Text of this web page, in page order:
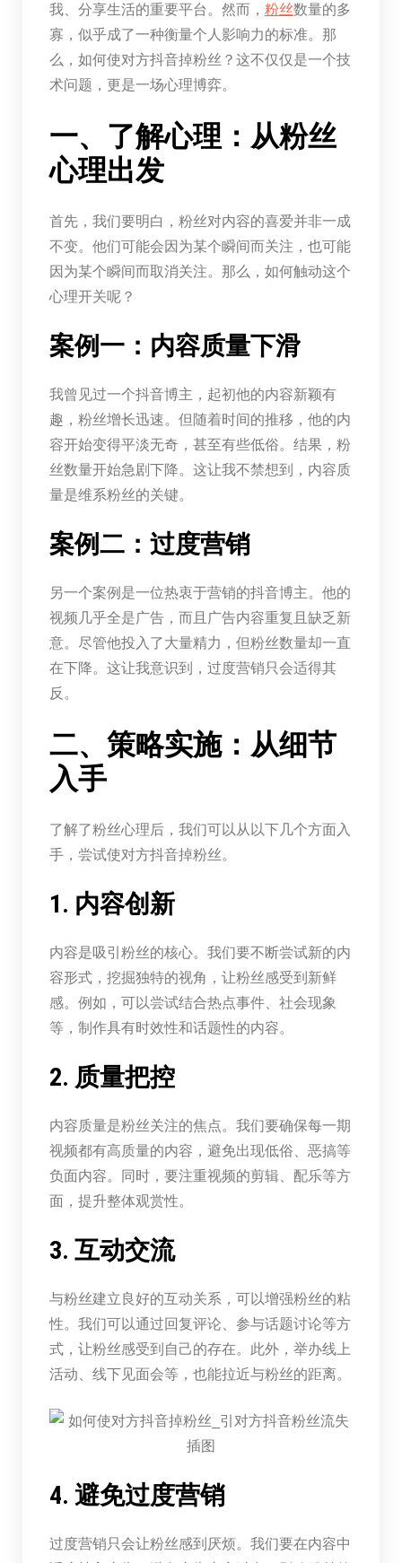
我、分享生活的重要平台。然而， 粉丝数量的多
寡，似乎成了一种衡量个人影响力的标准。那
么，如何使对方抖音掉粉丝？这不仅仅是一个技
术问题，更是一场心理博弈。
一、了解心理：从粉丝
心理出发
首先，我们要明白，粉丝对内容的喜爱并非一成
不变。他们可能会因为某个瞬间而关注，也可能
因为某个瞬间而取消关注。那么，如何触动这个
心理开关呢？
案例一：内容质量下滑
我曾见过一个抖音博主，起初他的内容新颖有
趣，粉丝增长迅速。但随着时间的推移，他的内
容开始变得平淡无奇，甚至有些低俗。结果，粉
丝数量开始急剧下降。这让我不禁想到，内容质
量是维系粉丝的关键。
案例二：过度营销
另一个案例是一位热衷于营销的抖音博主。他的
视频几乎全是广告，而且广告内容重复且缺乏新
意。尽管他投入了大量精力，但粉丝数量却一直
在下降。这让我意识到，过度营销只会适得其
反。
二、策略实施：从细节
入手
了解了粉丝心理后，我们可以从以下几个方面入
手，尝试使对方抖音掉粉丝。
1. 内容创新
内容是吸引粉丝的核心。我们要不断尝试新的内
容形式，挖掘独特的视角，让粉丝感受到新鲜
感。例如，可以尝试结合热点事件、社会现象
等，制作具有时效性和话题性的内容。
2. 质量把控
内容质量是粉丝关注的焦点。我们要确保每一期
视频都有高质量的内容，避免出现低俗、恶搞等
负面内容。同时，要注重视频的剪辑、配乐等方
面，提升整体观赏性。
3. 互动交流
与粉丝建立良好的互动关系，可以增强粉丝的粘
性。我们可以通过回复评论、参与话题讨论等方
式，让粉丝感受到自己的存在。此外，举办线上
活动、线下见面会等，也能拉近与粉丝的距离。
4. 避免过度营销
过度营销只会让粉丝感到厌烦。我们要在内容中